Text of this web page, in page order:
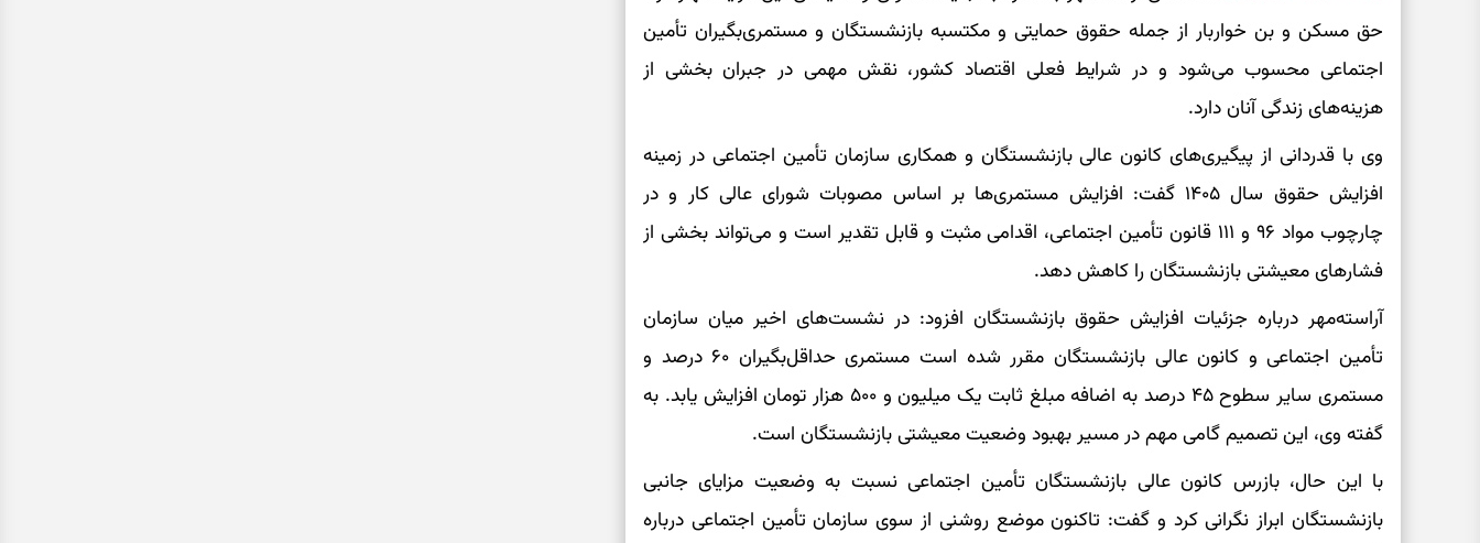
حق مسکن و بن خواربار از جمله حقوق حمایتی و مکتسبه بازنشستگان و مستمری‌بگیران تأمین
اجتماعی محسوب می‌شود و در شرایط فعلی اقتصاد کشور، نقش مهمی در جبران بخشی از
هزینه‌های زندگی آنان دارد.
وی با قدردانی از پیگیری‌های کانون عالی بازنشستگان و همکاری سازمان تأمین اجتماعی در زمینه
افزایش حقوق سال ۱۴۰۵ گفت: افزایش مستمری‌ها بر اساس مصوبات شورای عالی کار و در
چارچوب مواد ۹۶ و ۱۱۱ قانون تأمین اجتماعی، اقدامی مثبت و قابل تقدیر است و می‌تواند بخشی از
فشارهای معیشتی بازنشستگان را کاهش دهد.
آراسته‌مهر درباره جزئیات افزایش حقوق بازنشستگان افزود: در نشست‌های اخیر میان سازمان
تأمین اجتماعی و کانون عالی بازنشستگان مقرر شده است مستمری حداقل‌بگیران ۶۰ درصد و
مستمری سایر سطوح ۴۵ درصد به اضافه مبلغ ثابت یک میلیون و ۵۰۰ هزار تومان افزایش یابد. به
گفته وی، این تصمیم گامی مهم در مسیر بهبود وضعیت معیشتی بازنشستگان است.
با این حال، بازرس کانون عالی بازنشستگان تأمین اجتماعی نسبت به وضعیت مزایای جانبی
بازنشستگان ابراز نگرانی کرد و گفت: تاکنون موضع روشنی از سوی سازمان تأمین اجتماعی درباره